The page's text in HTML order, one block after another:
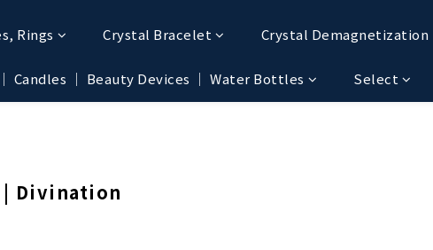
Rings Crystal Bracelet Crystal Demagnetization
Candles │ Beauty Devices │ Water Bottles Select
| Divination